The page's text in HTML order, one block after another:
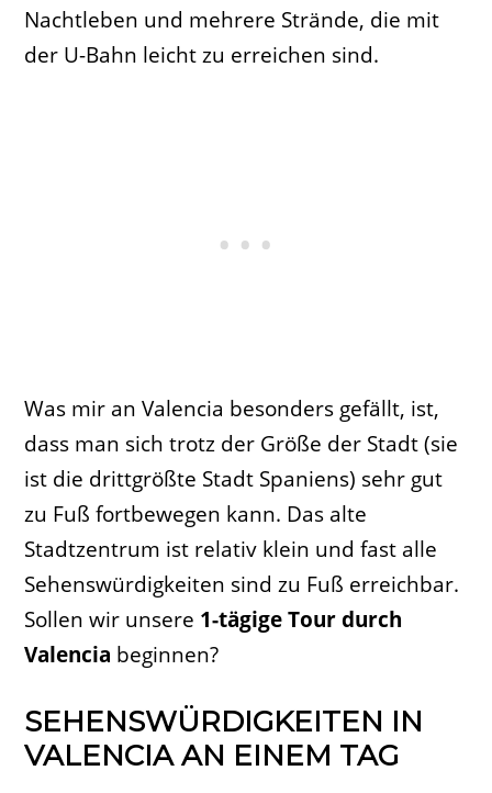
Nachtleben und mehrere Strände, die mit
der U-Bahn leicht zu erreichen sind.
Was mir an Valencia besonders gefällt, ist,
dass man sich trotz der Größe der Stadt (sie
ist die drittgrößte Stadt Spaniens) sehr gut
zu Fuß fortbewegen kann. Das alte
Stadtzentrum ist relativ klein und fast alle
Sehenswürdigkeiten sind zu Fuß erreichbar.
Sollen wir unsere 1-tägige Tour durch
Valencia beginnen?
SEHENSWÜRDIGKEITEN IN
VALENCIA AN EINEM TAG